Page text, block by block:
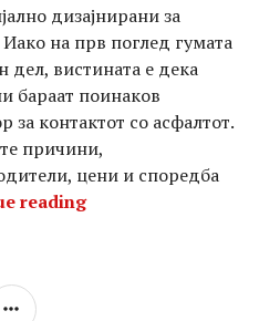
дизајнирани за
на прв поглед гумата
дел, вистината е дека
бараат поинаков
за контактот со асфалтот.
причини,
цени и споредба
readingСпецијални гуми
SIDEBAR